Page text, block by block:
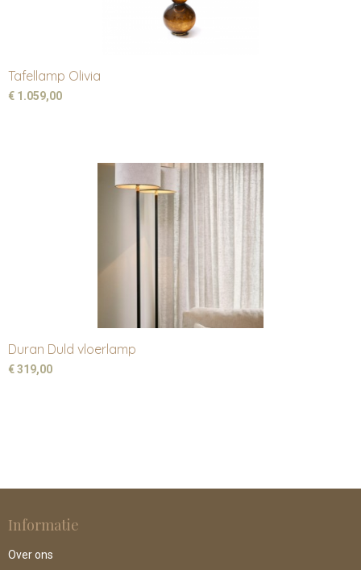
Tafellamp Olivia
€ 1.059,00
Duran Duld vloerlamp
€ 319,00
Informatie
Over ons